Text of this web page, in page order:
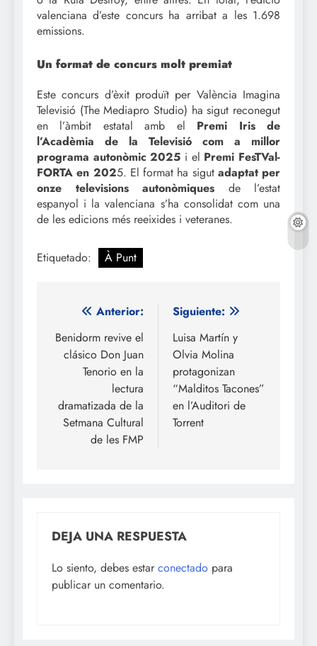
valenciana d’este concurs ha arribat a les 1.698
emissions.
Un format de concurs molt premiat
Este concurs d’èxit produït per València Imagina
Televisió (The Mediapro Studio) ha sigut reconegut
en l’àmbit estatal amb el Premi Iris de
l’Acadèmia de la Televisió com a
millor
programa autonòmic 2025 i el Premi FesTVal-
FORTA en 2025. El format ha sigut adaptat per
onze televisions autonòmiques de l’estat
espanyol i la valenciana s’ha consolidat com una
de les edicions més reeixides i veteranes.
Etiquetado: À Punt
Navegación
de
entradas
Anterior:
Benidorm revive el
clásico Don Juan
Tenorio en la
lectura
dramatizada de la
Setmana Cultural
de les FMP
Siguiente:
Luisa Martín y
Olvia Molina
protagonizan
“Malditos Tacones”
en l’Auditori de
Torrent
DEJA UNA RESPUESTA
Lo siento, debes estar conectado para
publicar un comentario.